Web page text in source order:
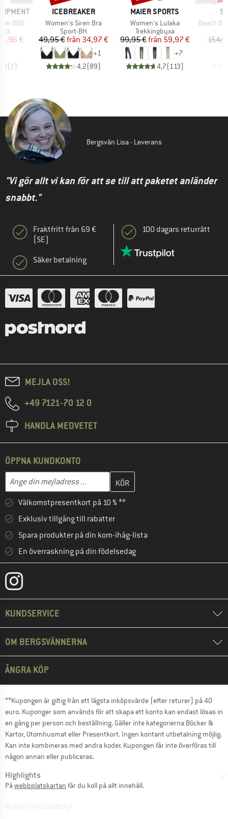
800
pris
€
(2)
VARUMÄRKE
ICEBREAKER
Produkter
Women's Siren Bra
Produktgrupp
Sport-BH
Pris
49,95 € Reducerat pris
från 34,97 €
+1
4,2(89)
VARUMÄRKE
MAIER SPORTS
Produkter
Women's Lulaka
Produktgrupp
Trekkingbyxa
Pris
99,95 € Reducerat pris
från 59,97 €
+7
4,7(113)
Produkter
Beach
Bergsvän Lisa - Leverans
"Vi gör allt vi kan för att se till att paketet anländer
snabbt."
Fraktfritt från 69 €
(SE)
Säker betalning
100 dagars returrätt
MEJLA OSS!
+49 7121-70 12 0
HANDLA MEDVETET
ÖPPNA KUNDKONTO
Mejladress
Skriv in din e-postadress här och skapa ditt kundkonto i nästa
Välkomstpresentkort på 10 % **
Exklusiv tillgång till rabatter
Spara produkter på din kom-ihåg-lista
En överraskning på din födelsedag
KUNDSERVICE
OM BERGSVÄNNERNA
ÅNGRA KÖP
**Kupongen är giltig från ett lägsta inköpsvärde (efter returer) på 40
euro. Kuponger som används för att skapa ett konto kan endast lösas in
en gång per person och beställning. Gäller inte kategorierna Böcker &
Kartor, Utomhusmat eller Presentkort. Ingen kontant utbetalning möjlig.
Kan inte kombineras med andra koder. Kupongen får inte överföras till
någon annan eller publiceras.
Highlights
Påwebbplatskartan får du koll på allt innehåll.